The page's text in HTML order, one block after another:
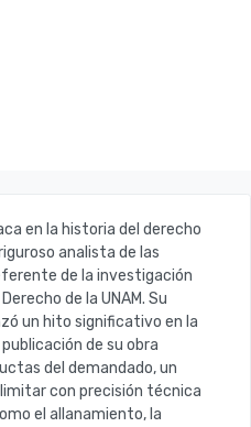
en la historia del derecho
analista de las
de la investigación
de la UNAM. Su
un hito significativo en la
de su obra
del demandado, un
con precisión técnica
el allanamiento, la